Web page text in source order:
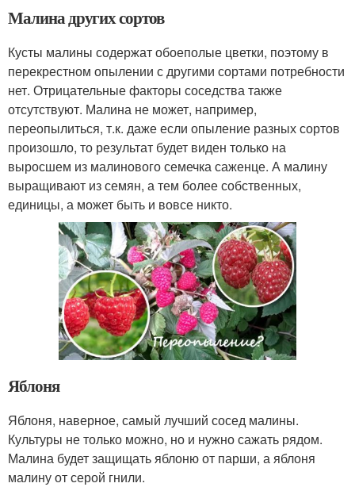
Малина других сортов
Кусты малины содержат обоеполые цветки, поэтому в
перекрестном опылении с другими сортами потребности
нет. Отрицательные факторы соседства также
отсутствуют. Малина не может, например,
переопылиться, т.к. даже если опыление разных сортов
произошло, то результат будет виден только на
выросшем из малинового семечка саженце. А малину
выращивают из семян, а тем более собственных,
единицы, а может быть и вовсе никто.
Яблоня
Яблоня, наверное, самый лучший сосед малины.
Культуры не только можно, но и нужно сажать рядом.
Малина будет защищать яблоню от парши, а яблоня
малину от серой гнили.